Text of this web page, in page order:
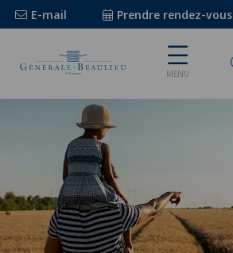
E-mail Prendre rendez-vous
MENU